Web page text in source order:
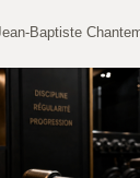
Baptiste